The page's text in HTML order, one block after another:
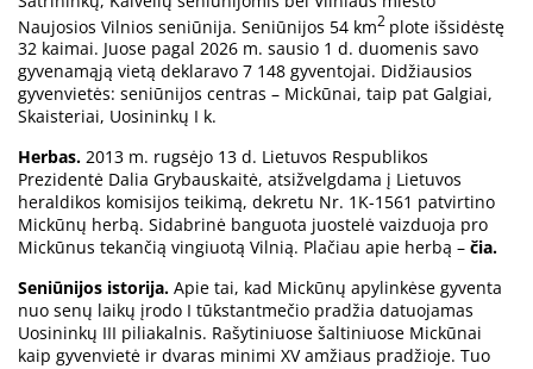
Naujosios Vilnios seniūnija. Seniūnijos 54 km2 plote išsidėstę
32 kaimai. Juose pagal 2026 m. sausio 1 d. duomenis savo
gyvenamąją vietą deklaravo 7 148 gyventojai. Didžiausios
gyvenvietės: seniūnijos centras – Mickūnai, taip pat Galgiai,
Skaisteriai, Uosininkų I k.
Herbas. 2013 m. rugsėjo 13 d. Lietuvos Respublikos
Prezidentė Dalia Grybauskaitė, atsižvelgdama į Lietuvos
heraldikos komisijos teikimą, dekretu Nr. 1K-1561 patvirtino
Mickūnų herbą. Sidabrinė banguota juostelė vaizduoja pro
Mickūnus tekančią vingiuotą Vilnią. Plačiau apie herbą – čia.
Seniūnijos istorija. Apie tai, kad Mickūnų apylinkėse gyventa
nuo senų laikų įrodo I tūkstantmečio pradžia datuojamas
Uosininkų III piliakalnis. Rašytiniuose šaltiniuose Mickūnai
kaip gyvenvietė ir dvaras minimi XV amžiaus pradžioje. Tuo